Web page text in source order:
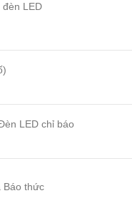
LED
LED chỉ báo
Báo thức